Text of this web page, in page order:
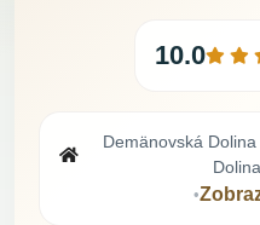
10.0
Demänovská
•